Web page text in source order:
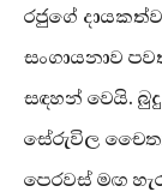
රජුගේ
සංගායනාව
සඳහන් වෙයි.
සේරුවිල
පෙරවස් මඟ